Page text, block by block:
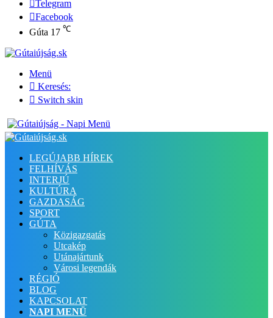
Telegram
Facebook
Gúta 17 ℃
Menü
Keresés:
Switch skin
LEGÚJABB HÍREK
FELHÍVÁS
INTERJÚ
KULTÚRA
GAZDASÁG
SPORT
GÚTA
Közigazgatás
Utcakép
Utánajártunk
Városi legendák
RÉGIÓ
BLOG
KAPCSOLAT
NAPI MENÜ